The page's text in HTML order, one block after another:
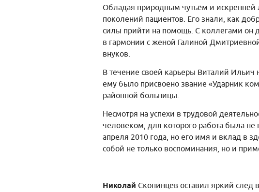
Обладая природным чутьём и
поколений пациентов. Его знали, как
силы прийти на помощь. С коллегами он
в гармонии с женой Галиной
внуков.
В течение своей карьеры Виталий Ильич
ему было присвоено звание «Ударник
районной больницы.
Несмотря на успехи в трудовой
человеком, для которого работа была не
апреля 2010 года, но его имя и вклад в
собой не только воспоминания, но и
Николай Скопинцев оставил яркий след